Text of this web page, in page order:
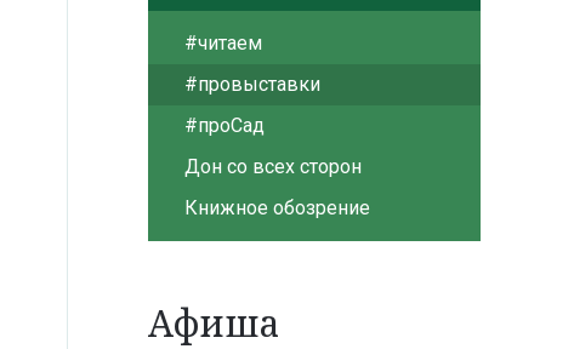
#читаем
#провыставки
#проСад
Дон со всех сторон
Книжное обозрение
Афиша